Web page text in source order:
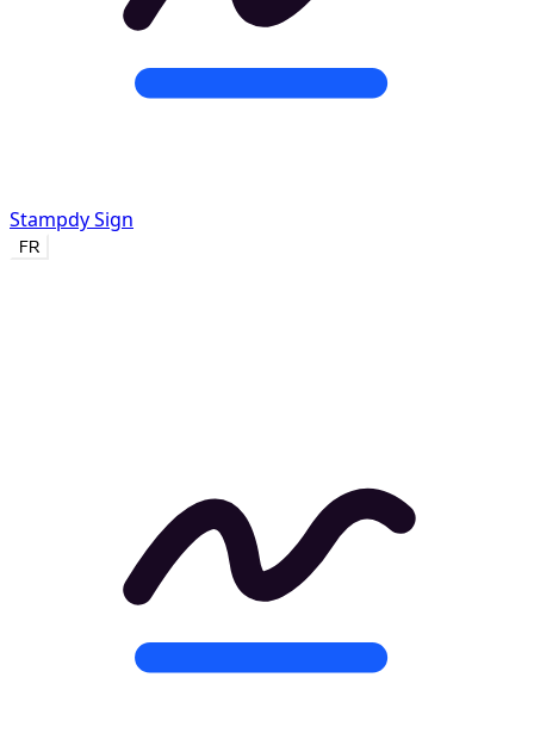
Stampdy Sign
FR